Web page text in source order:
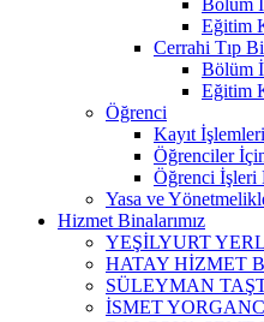
Eğitim
Cerrahi Tıp
Bölüm
Eğitim
Öğrenci
Kayıt İşlemleri
Öğrenciler
Öğrenci İşleri
Yasa ve
Hizmet Binalarımız
YEŞİLYURT
HATAY HİZMET
SÜLEYMAN
İSMET